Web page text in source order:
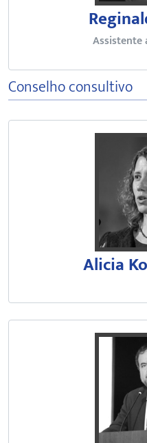
Conselho consultivo
Alicia